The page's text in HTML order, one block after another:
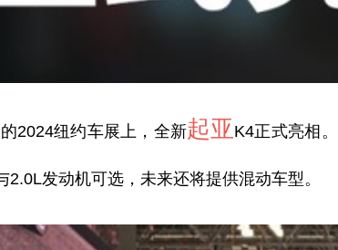
2024纽约车展上，全新起亚 K4正式亮相。
2.0L发动机可选，未来还将提供混动车型。